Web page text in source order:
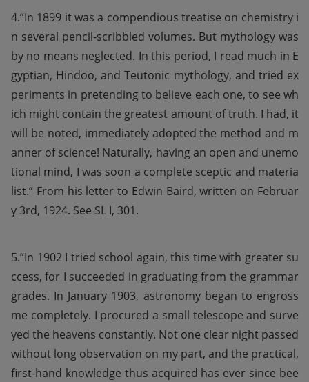
4.“In 1899 it was a compendious treatise on chemistry i
n several pencil-scribbled volumes. But mythology was
by no means neglected. In this period, I read much in E
gyptian, Hindoo, and Teutonic mythology, and tried ex
periments in pretending to believe each one, to see wh
ich might contain the greatest amount of truth. I had, it
will be noted, immediately adopted the method and m
anner of science! Naturally, having an open and unemo
tional mind, I was soon a complete sceptic and materia
list.” From his letter to Edwin Baird, written on Februar
y 3rd, 1924. See SL I, 301.
5.“In 1902 I tried school again, this time with greater su
ccess, for I succeeded in graduating from the grammar
grades. In January 1903, astronomy began to engross
me completely. I procured a small telescope and surve
yed the heavens constantly. Not one clear night passed
without long observation on my part, and the practical,
first-hand knowledge thus acquired has ever since bee